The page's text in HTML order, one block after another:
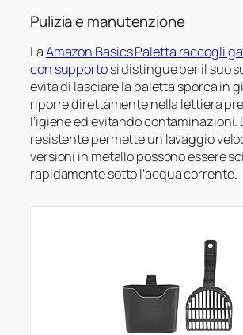
Pulizia e manutenzione
LaAmazon Basics Paletta raccogli
con supportosi distingue per il suo
evita di lasciare la paletta sporca in
riporre direttamente nella lettiera
l’igiene ed evitando contaminazioni.
resistente permette un lavaggio
versioni in metallo possono essere
rapidamente sotto l’acqua corrente.